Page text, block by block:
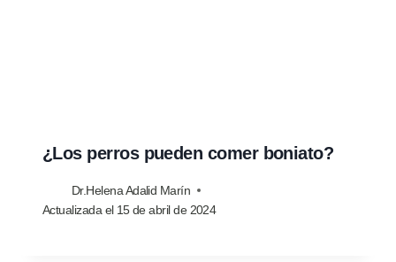
¿Los perros pueden comer boniato?
Dr.Helena Adalid Marín
Actualizada el 15 de abril de 2024